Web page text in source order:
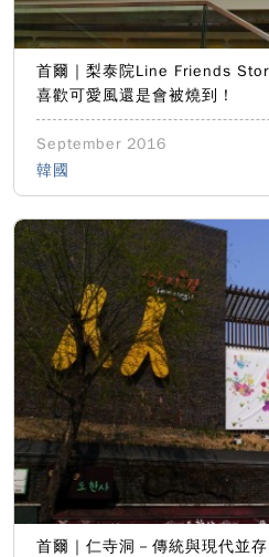
首爾｜梨泰院Line Friends
喜歡可愛風還是會被燒到！
September 2016
韓國
首爾｜仁寺洞－傳統與現代並